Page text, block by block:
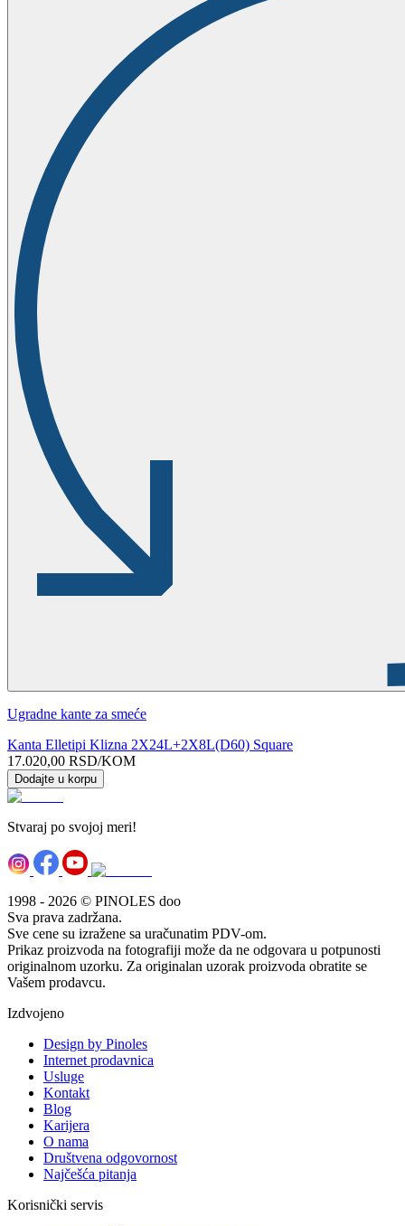
Ugradne kante za smeće
Kanta Elletipi Klizna 2X24L+2X8L(D60) Square
17.020,00 RSD/KOM
Dodajte u korpu
Stvaraj po svojoj meri!
1998 - 2026 © PINOLES doo
Sva prava zadržana.
Sve cene su izražene sa uračunatim PDV-om.
Prikaz proizvoda na fotografiji može da ne odgovara u potpunosti
originalnom uzorku. Za originalan uzorak proizvoda obratite se
Vašem prodavcu.
Izdvojeno
Design by Pinoles
Internet prodavnica
Usluge
Kontakt
Blog
Karijera
O nama
Društvena odgovornost
Najčešća pitanja
Korisnički servis